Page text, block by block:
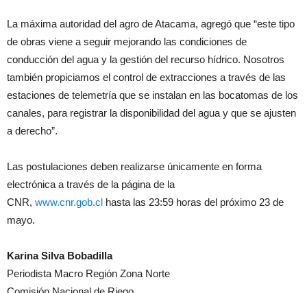
La máxima autoridad del agro de Atacama, agregó que “este tipo
de obras viene a seguir mejorando las condiciones de
conducción del agua y la gestión del recurso hídrico. Nosotros
también propiciamos el control de extracciones a través de las
estaciones de telemetría que se instalan en las bocatomas de los
canales, para registrar la disponibilidad del agua y que se ajusten
a derecho”.
Las postulaciones deben realizarse únicamente en forma
electrónica a través de la página de la
CNR, www.cnr.gob.cl hasta las 23:59 horas del próximo 23 de
mayo.
Karina Silva Bobadilla
Periodista Macro Región Zona Norte